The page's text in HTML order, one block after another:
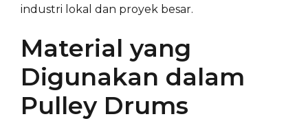
industri lokal dan proyek besar.
Material yang
Digunakan dalam
Pulley Drums